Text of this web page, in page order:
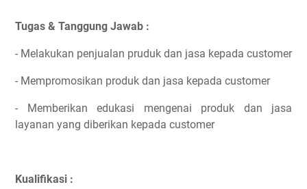
Tugas & Tanggung Jawab :
- Melakukan penjualan pruduk dan jasa kepada customer
- Mempromosikan produk dan jasa kepada customer
- Memberikan edukasi mengenai produk dan jasa
layanan yang diberikan kepada customer
Kualifikasi :